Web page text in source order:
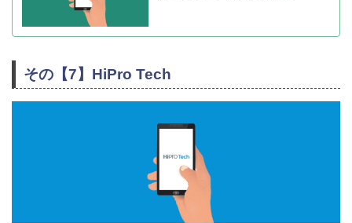
その【7】HiPro Tech